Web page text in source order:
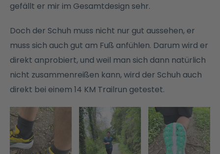
gefällt er mir im Gesamtdesign sehr.
Doch der Schuh muss nicht nur gut aussehen, er
muss sich auch gut am Fuß anfühlen. Darum wird er
direkt anprobiert, und weil man sich dann natürlich
nicht zusammenreißen kann, wird der Schuh auch
direkt bei einem 14 KM Trailrun getestet.